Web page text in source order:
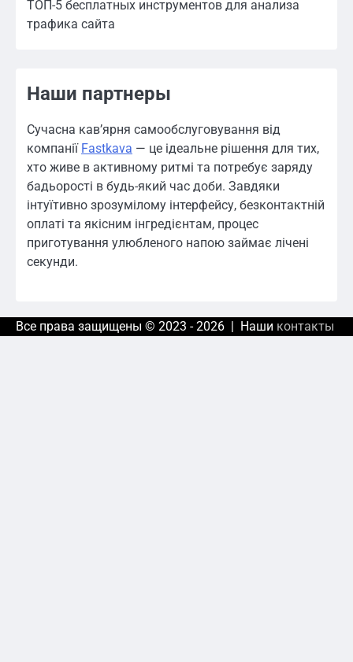
ТОП-5 бесплатных инструментов для анализа
трафика сайта
Наши партнеры
Сучасна кав’ярня самообслуговування від
компанії Fastkava — це ідеальне рішення для тих,
хто живе в активному ритмі та потребує заряду
бадьорості в будь-який час доби. Завдяки
інтуїтивно зрозумілому інтерфейсу, безконтактній
оплаті та якісним інгредієнтам, процес
приготування улюбленого напою займає лічені
секунди.
Все права защищены © 2023 - 2026 | Наши контакты